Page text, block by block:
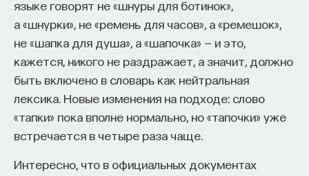
языке говорят не «шнуры для ботинок»,
а «шнурки», не «ремень для часов», а «ремешок»,
не «шапка для душа», а «шапочка» — и это,
кажется, никого не раздражает, а значит, должно
быть включено в словарь как нейтральная
лексика. Новые изменения на подходе: слово
«тапки» пока вполне нормально, но «тапочки» уже
встречается в четыре раза чаще.
Интересно, что в официальных документах
называется его именем. Представление о том,
что мифы — это отложившиеся предания
об исторических персонажах, которые были
примерно такими же, как те исторические
персонажи, которых мы знаем, но просто жили
в глубокой древности, и документов никаких
не осталось, письменности не было. Поэтому
с другими, дед оказался тождественен внуку,